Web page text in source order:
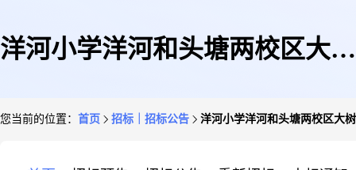
洋河小学洋河和头塘两校区大树
您当前的位置： 首页 招标｜招标公告 洋河小学洋河和头塘两校区大